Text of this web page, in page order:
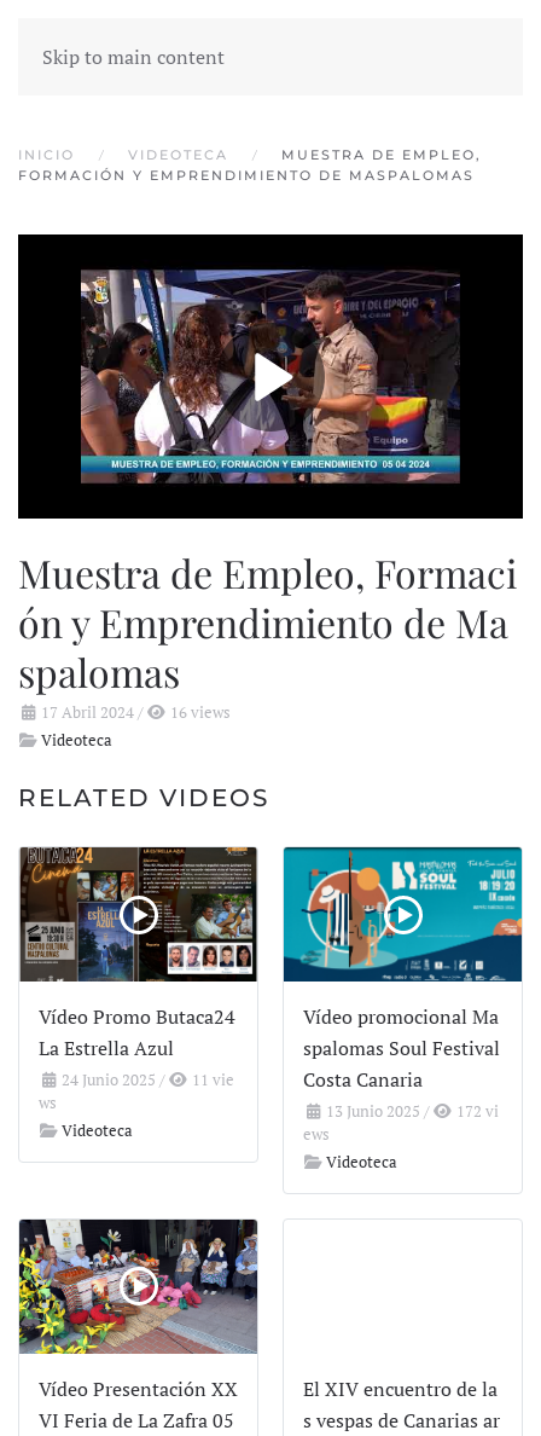
Skip to main content
INICIO VIDEOTECA
MUESTRA DE EMPLEO,
FORMACIÓN Y EMPRENDIMIENTO DE MASPALOMAS
Muestra de Empleo, Formaci
ón y Emprendimiento de Ma
spalomas
17 Abril 2024/
16 views
Videoteca
RELATED VIDEOS
Vídeo Promo Butaca24
La Estrella Azul
24 Junio 2025 /
11 vie
ws
Videoteca
Vídeo promocional Ma
spalomas Soul Festival
Costa Canaria
13 Junio 2025 /
172 vi
ews
Videoteca
Vídeo Presentación XX
VI Feria de La Zafra 05
El XIV encuentro de la
s vespas de Canarias ar